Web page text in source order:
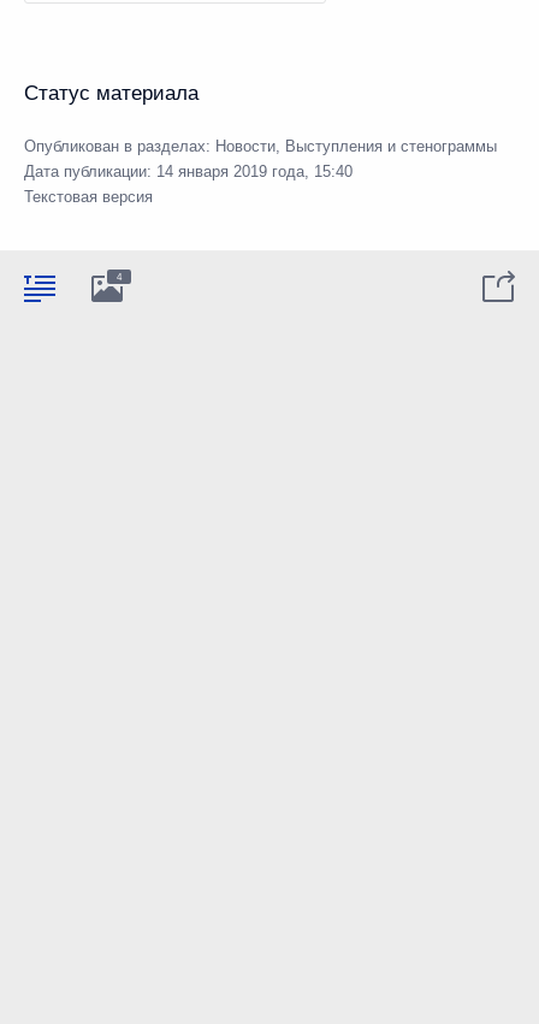
Статус материала
Опубликован в разделах: Новости, Выступления и стенограммы
Дата публикации: 14 января 2019 года, 15:40
Текстовая версия
4